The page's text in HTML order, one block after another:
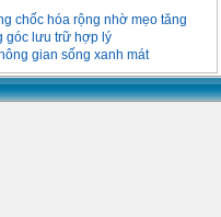
chốc hóa rộng nhờ mẹo tăng
góc lưu trữ hợp lý
gian sống xanh mát